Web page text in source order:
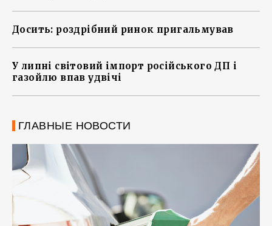
Досить: роздрібний ринок пригальмував
У липні світовий імпорт російського ДП і
газойлю впав удвічі
ГЛАВНЫЕ НОВОСТИ